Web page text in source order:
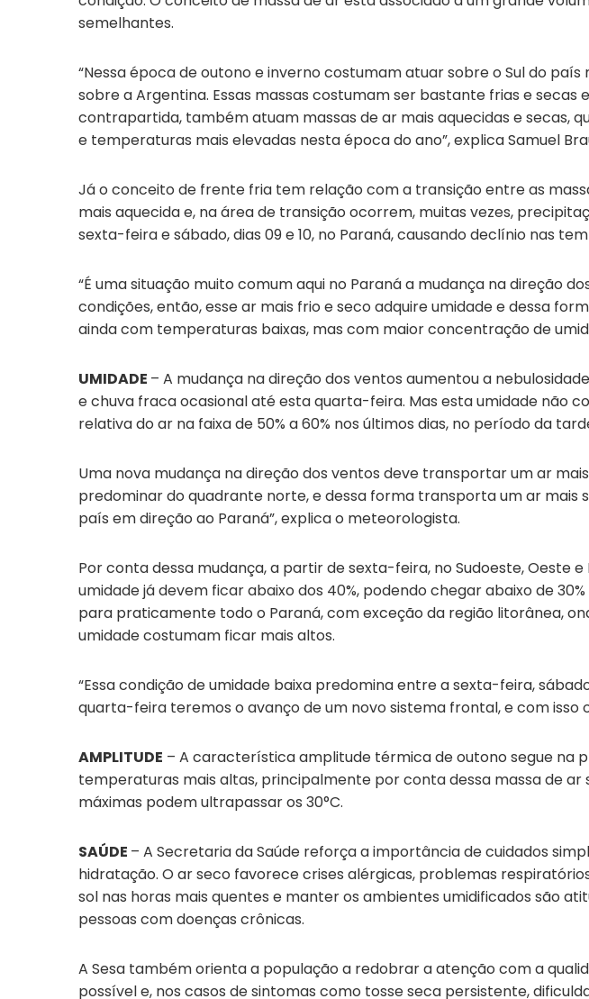
semelhantes.
“Nessa época de outono e inverno costumam atuar sobre o Sul do
sobre a Argentina. Essas massas costumam ser bastante frias e
contrapartida, também atuam massas de ar mais aquecidas e secas,
e temperaturas mais elevadas nesta época do ano”, explica Samuel
Já o conceito de frente fria tem relação com a transição entre as
mais aquecida e, na área de transição ocorrem, muitas vezes,
sexta-feira e sábado, dias 09 e 10, no Paraná, causando declínio nas
“É uma situação muito comum aqui no Paraná a mudança na direção
condições, então, esse ar mais frio e seco adquire umidade e dessa
ainda com temperaturas baixas, mas com maior concentração de
UMIDADE – A mudança na direção dos ventos aumentou a
e chuva fraca ocasional até esta quarta-feira. Mas esta umidade não
relativa do ar na faixa de 50% a 60% nos últimos dias, no período da
Uma nova mudança na direção dos ventos deve transportar um ar
predominar do quadrante norte, e dessa forma transporta um ar
país em direção ao Paraná”, explica o meteorologista.
Por conta dessa mudança, a partir de sexta-feira, no Sudoeste,
umidade já devem ficar abaixo dos 40%, podendo chegar abaixo de
para praticamente todo o Paraná, com exceção da região litorânea,
umidade costumam ficar mais altos.
“Essa condição de umidade baixa predomina entre a sexta-feira,
quarta-feira teremos o avanço de um novo sistema frontal, e com isso
AMPLITUDE – A característica amplitude térmica de outono segue na
temperaturas mais altas, principalmente por conta dessa massa de ar
máximas podem ultrapassar os 30°C.
SAÚDE – A Secretaria da Saúde reforça a importância de cuidados
hidratação. O ar seco favorece crises alérgicas, problemas
sol nas horas mais quentes e manter os ambientes umidificados são
pessoas com doenças crônicas.
A Sesa também orienta a população a redobrar a atenção com a
possível e, nos casos de sintomas como tosse seca persistente,